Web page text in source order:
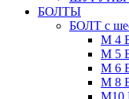
БОЛТЫ
БОЛТ с
М 4
М 5
М 6
М 8
М10